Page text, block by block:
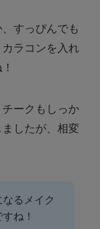
すっぴんでも
ラコンを入れ
ークもしっか
したが、相変
るメイク
ね！